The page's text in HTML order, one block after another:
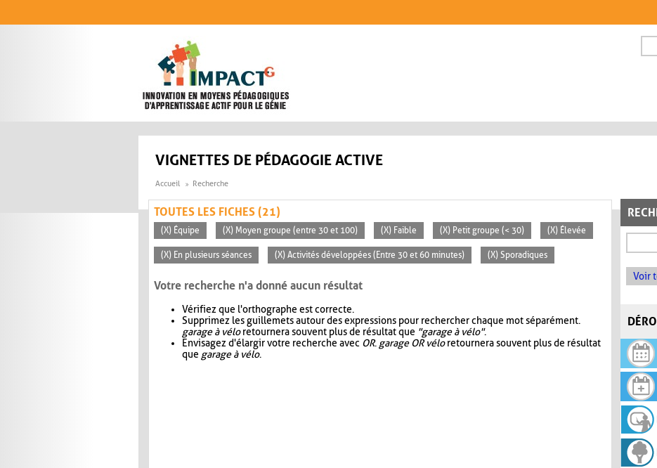
VIGNETTES DE PÉDAGOGIE ACTIVE
Accueil Recherche
Voir
TOUTES LES FICHES (21)
(X) Équipe (X) Moyen groupe (entre 30 et 100) (X) Faible (X) Petit groupe (< 30) (X) Élevée
(X) En plusieurs séances (X) Activités développées (Entre 30 et 60 minutes) (X) Sporadiques
Votre recherche n'a donné aucun résultat
Vérifiez que l'orthographe est correcte.
Supprimez les guillemets autour des expressions pour rechercher chaque mot séparément.
garage à véloretournera souvent plus de résultat que "garage à vélo".
Envisagez d'élargir votre recherche avec OR. garage OR véloretournera souvent plus de résultat
que garage à vélo.